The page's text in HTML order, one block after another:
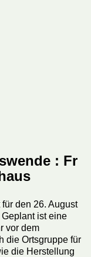
: Fr
den 26. August
ist eine
vor dem
die Ortsgruppe für
die Herstellung